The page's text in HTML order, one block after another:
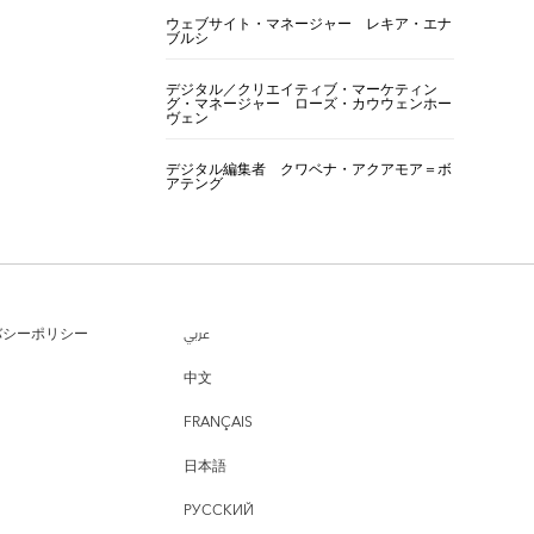
ウェブサイト・マネージャー レキア・エナ
ブルシ
デジタル／クリエイティブ・マーケティン
グ・マネージャー ローズ・カウウェンホー
ヴェン
デジタル編集者 クワベナ・アクアモア＝ボ
アテング
ーポリシー
عربي
中文
FRANÇAIS
日本語
РУССКИЙ